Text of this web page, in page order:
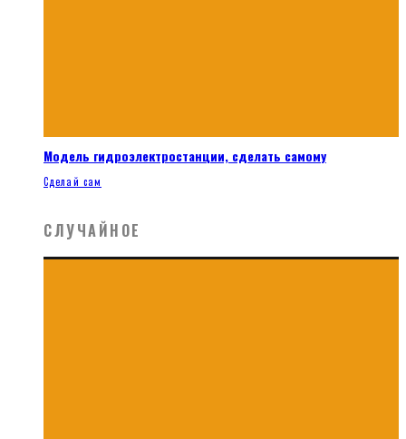
Модель гидроэлектростанции, сделать самому
Сделай сам
СЛУЧАЙНОЕ